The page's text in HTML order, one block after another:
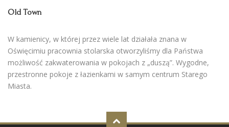
Old Town
W kamienicy, w której przez wiele lat działała znana w
Oświęcimiu pracownia stolarska otworzyliśmy dla Państwa
możliwość zakwaterowania w pokojach z „duszą”. Wygodne,
przestronne pokoje z łazienkami w samym centrum Starego
Miasta.